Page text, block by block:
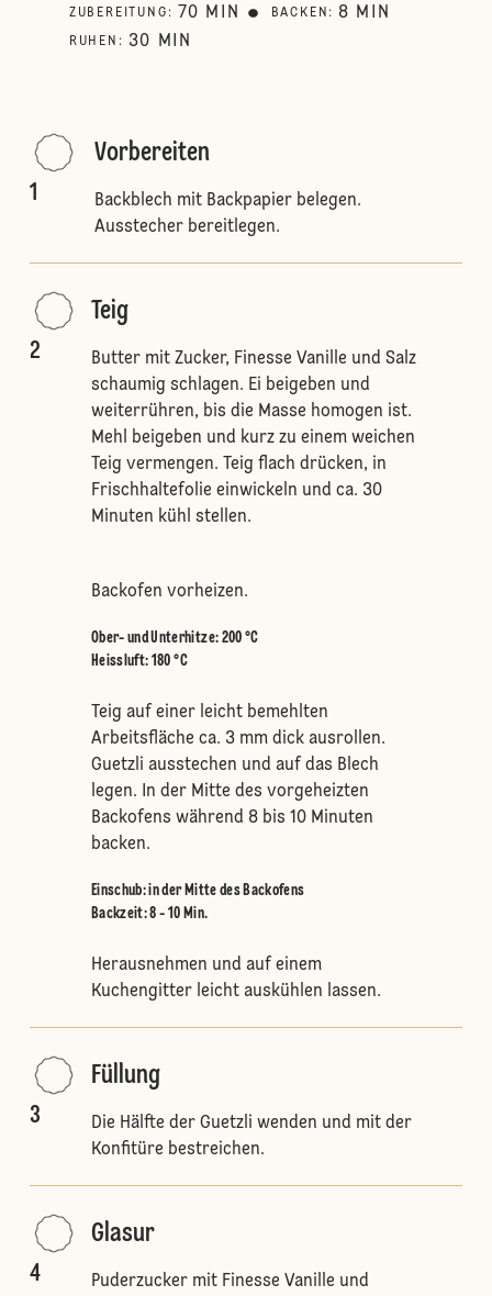
ZUBEREITUNG : 70 MIN BACKEN : 8 MIN
RUHEN : 30 MIN
1
Vorbereiten
Backblech mit Backpapier belegen.
Ausstecher bereitlegen.
2
Teig
Butter mit Zucker, Finesse Vanille und Salz
schaumig schlagen. Ei beigeben und
weiterrühren, bis die Masse homogen ist.
Mehl beigeben und kurz zu einem weichen
Teig vermengen. Teig flach drücken, in
Frischhaltefolie einwickeln und ca. 30
Minuten kühl stellen.
Backofen vorheizen.
Ober- und Unterhitze: 200 °C
Heissluft: 180 °C
Teig auf einer leicht bemehlten
Arbeitsfläche ca. 3 mm dick ausrollen.
Guetzli ausstechen und auf das Blech
legen. In der Mitte des vorgeheizten
Backofens während 8 bis 10 Minuten
backen.
Einschub:in der Mitte des Backofens
Backzeit: 8 - 10 Min.
Herausnehmen und auf einem
Kuchengitter leicht auskühlen lassen.
3
Füllung
Die Hälfte der Guetzli wenden und mit der
Konfitüre bestreichen.
4
Glasur
Puderzucker mit Finesse Vanille und